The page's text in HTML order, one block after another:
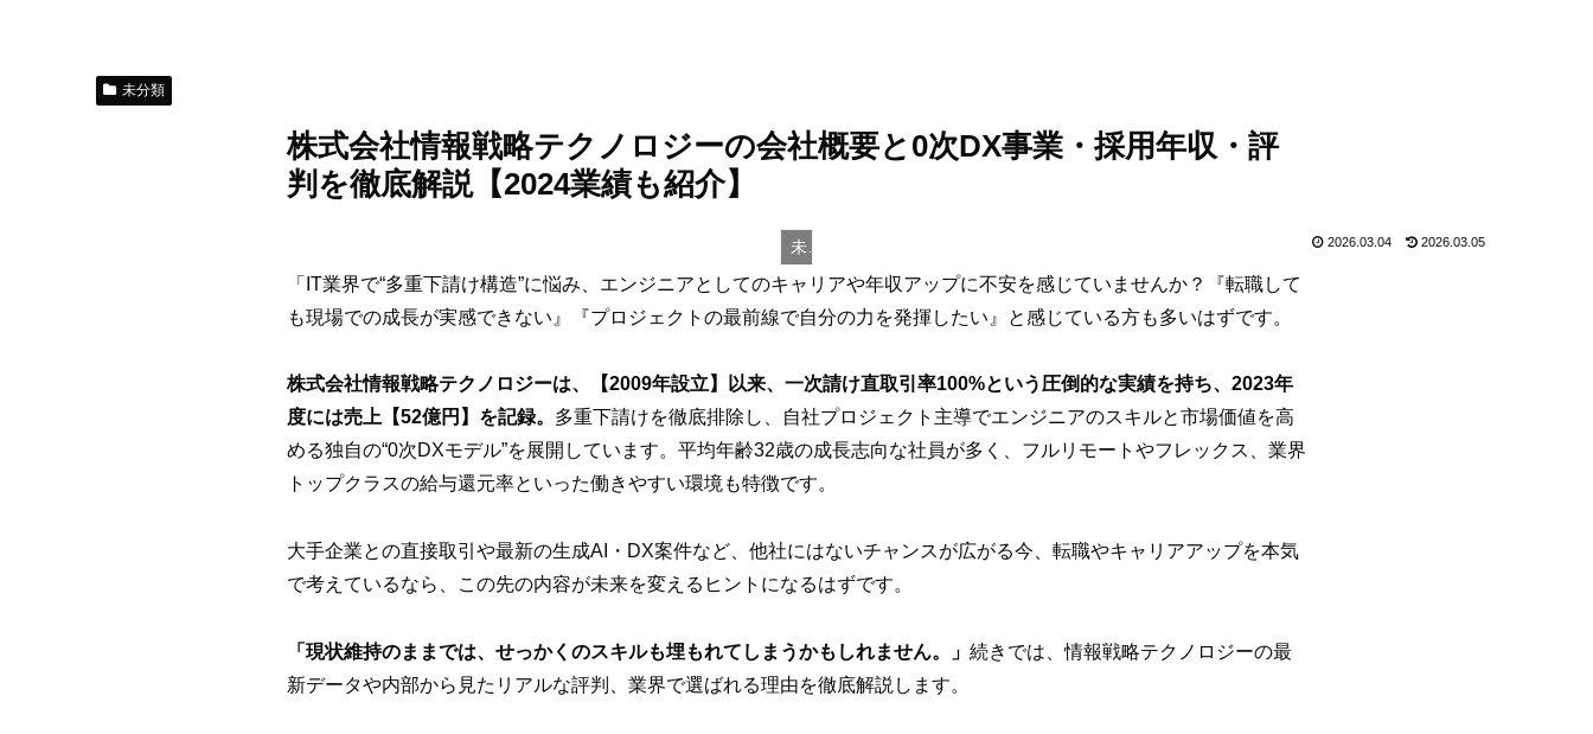
未分類
株式会社情報戦略テクノロジーの会社概要と0次DX事業・採用年収・評
判を徹底解説【2024業績も紹介】
2026.03.04 2026.03.05
「IT業界で“多重下請け構造”に悩み、エンジニアとしてのキャリアや年収アップに不安を感じていませんか？『転職して
も現場での成長が実感できない』『プロジェクトの最前線で自分の力を発揮したい』と感じている方も多いはずです。
株式会社情報戦略テクノロジーは、【2009年設立】以来、一次請け直取引率100%という圧倒的な実績を持ち、2023年
度には売上【52億円】を記録。 多重下請けを徹底排除し、自社プロジェクト主導でエンジニアのスキルと市場価値を高
める独自の“0次DXモデル”を展開しています。平均年齢32歳の成長志向な社員が多く、フルリモートやフレックス、業界
トップクラスの給与還元率といった働きやすい環境も特徴です。
大手企業との直接取引や最新の生成AI・DX案件など、他社にはないチャンスが広がる今、転職やキャリアアップを本気
で考えているなら、この先の内容が未来を変えるヒントになるはずです。
「現状維持のままでは、せっかくのスキルも埋もれてしまうかもしれません。」 続きでは、情報戦略テクノロジーの最
新データや内部から見たリアルな評判、業界で選ばれる理由を徹底解説します。